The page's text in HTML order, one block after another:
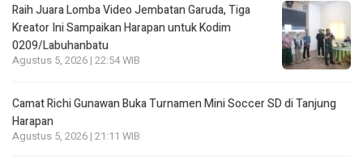
Raih Juara Lomba Video Jembatan Garuda, Tiga
Kreator Ini Sampaikan Harapan untuk Kodim
0209/Labuhanbatu
Agustus 5, 2026 | 22:54 WIB
Camat Richi Gunawan Buka Turnamen Mini Soccer SD di Tanjung
Harapan
Agustus 5, 2026 | 21:11 WIB